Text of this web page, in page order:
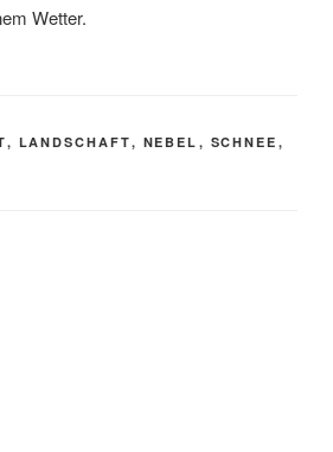
Wetter.
, LANDSCHAFT, NEBEL , SCHNEE ,